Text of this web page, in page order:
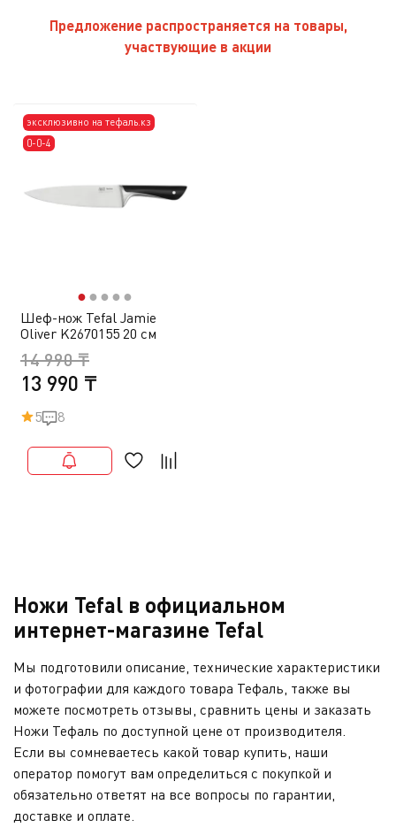
Предложение распространяется на товары,
участвующие в акции
эксклюзивно на тефаль.кз
0-0-4
●● ● ● ●
Шеф-нож Tefal Jamie
Oliver K2670155 20 см
13 990 ₸
14 990 ₸
5 8
Ножи Tefal в официальном
интернет-магазине Tefal
Мы подготовили описание, технические характеристики
и фотографии для каждого товара Тефаль, также вы
можете посмотреть отзывы, сравнить цены и заказать
Ножи Тефаль по доступной цене от производителя.
Если вы сомневаетесь какой товар купить, наши
оператор помогут вам определиться с покупкой и
обязательно ответят на все вопросы по гарантии,
доставке и оплате.